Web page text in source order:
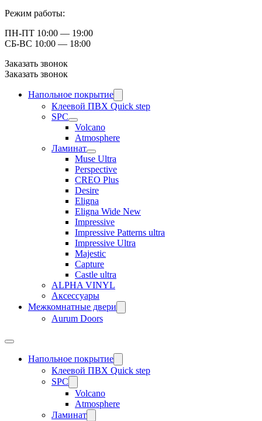
Режим работы:
ПН-ПТ 10:00 — 19:00
СБ-ВС 10:00 — 18:00
Заказать звонок
Заказать звонок
Напольное покрытие
Клеевой ПВХ Quick step
SPC
Volcano
Atmosphere
Ламинат
Muse Ultra
Perspective
CREO Plus
Desire
Eligna
Eligna Wide New
Impressive
Impressive Patterns ultra
Impressive Ultra
Majestic
Capture
Castle ultra
ALPHA VINYL
Аксессуары
Межкомнатные двери
Aurum Doors
Напольное покрытие
Клеевой ПВХ Quick step
SPC
Volcano
Atmosphere
Ламинат